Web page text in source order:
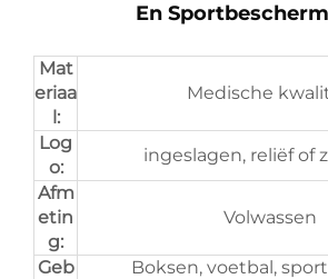
En
Mat
eriaa
l:
Medische
Log
o:
ingeslagen, reliëf of
Afm
etin
g:
Volwassen
Geb
Boksen, voetbal,